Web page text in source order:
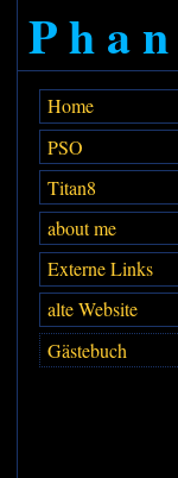
Home
PSO
Titan8
about me
Externe Links
alte Website
Gästebuch